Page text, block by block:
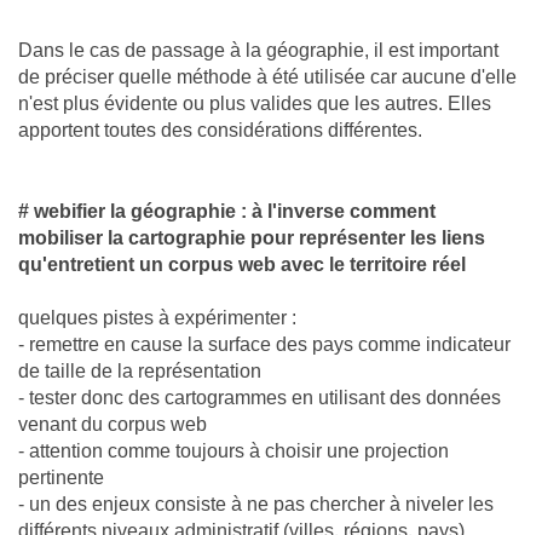
Dans le cas de passage à la géographie, il est important
de préciser quelle méthode à été utilisée car aucune d'elle
n'est plus évidente ou plus valides que les autres. Elles
apportent toutes des considérations différentes.
# webifier la géographie : à l'inverse comment
mobiliser la cartographie pour représenter les liens
qu'entretient un corpus web avec le territoire réel
quelques pistes à expérimenter :
- remettre en cause la surface des pays comme indicateur
de taille de la représentation
- tester donc des cartogrammes en utilisant des données
venant du corpus web
- attention comme toujours à choisir une projection
pertinente
- un des enjeux consiste à ne pas chercher à niveler les
différents niveaux administratif (villes, régions, pays)